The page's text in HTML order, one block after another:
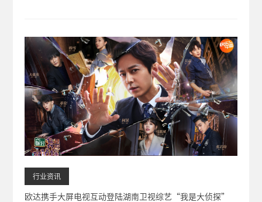
行业资讯
欧达携手大屏电视互动登陆湖南卫视综艺“我是大侦探”